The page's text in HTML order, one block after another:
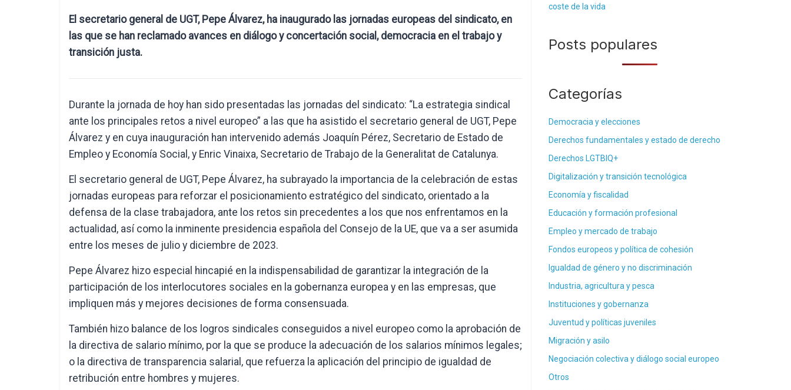
El secretario general de UGT, Pepe Álvarez, ha inaugurado las jornadas europeas del sindicato, en
las que se han reclamado avances en diálogo y concertación social, democracia en el trabajo y
transición justa.
Durante la jornada de hoy han sido presentadas las jornadas del sindicato: “La estrategia sindical
ante los principales retos a nivel europeo” a las que ha asistido el secretario general de UGT, Pepe
Álvarez y en cuya inauguración han intervenido además Joaquín Pérez, Secretario de Estado de
Empleo y Economía Social, y Enric Vinaixa, Secretario de Trabajo de la Generalitat de Catalunya.
El secretario general de UGT, Pepe Álvarez, ha subrayado la importancia de la celebración de estas
jornadas europeas para reforzar el posicionamiento estratégico del sindicato, orientado a la
defensa de la clase trabajadora, ante los retos sin precedentes a los que nos enfrentamos en la
actualidad, así como la inminente presidencia española del Consejo de la UE, que va a ser asumida
entre los meses de julio y diciembre de 2023.
Pepe Álvarez hizo especial hincapié en la indispensabilidad de garantizar la integración de la
participación de los interlocutores sociales en la gobernanza europea y en las empresas, que
impliquen más y mejores decisiones de forma consensuada.
También hizo balance de los logros sindicales conseguidos a nivel europeo como la aprobación de
la directiva de salario mínimo, por la que se produce la adecuación de los salarios mínimos legales;
o la directiva de transparencia salarial, que refuerza la aplicación del principio de igualdad de
retribución entre hombres y mujeres.
coste de la vida
Posts populares
Categorías
Democracia y elecciones
Derechos fundamentales y estado de derecho
Derechos LGTBIQ+
Digitalización y transición tecnológica
Economía y fiscalidad
Educación y formación profesional
Empleo y mercado de trabajo
Fondos europeos y política de cohesión
Igualdad de género y no discriminación
Industria, agricultura y pesca
Instituciones y gobernanza
Juventud y políticas juveniles
Migración y asilo
Negociación colectiva y diálogo social europeo
Otros